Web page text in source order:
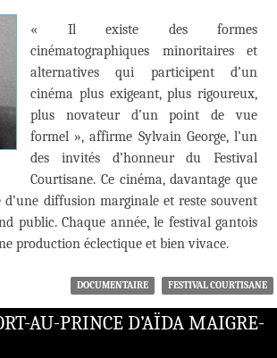
« Il existe des formes
cinématographiques minoritaires et
alternatives qui participent d’un
cinéma plus exigeant, plus rigoureux,
plus novateur d’un point de vue
formel », affirme Sylvain George, l’un
des invités d’honneur du Festival
Courtisane. Ce cinéma, davantage que
d’une diffusion marginale et reste souvent
public. Chaque année, le festival gantois
production éclectique et bien vivace.
DOCUMENTAIRE FESTIVAL COURTISANE
AU-PRINCE D’AÏDA MAIGRE-